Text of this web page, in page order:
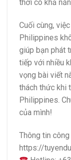
thời có khả
Cuối cùng,
Philippines
giúp bạn phát
tiếp với nhiều
vọng bài viết
thách thức khi
Philippines.
của mình!
Thông tin công
https://